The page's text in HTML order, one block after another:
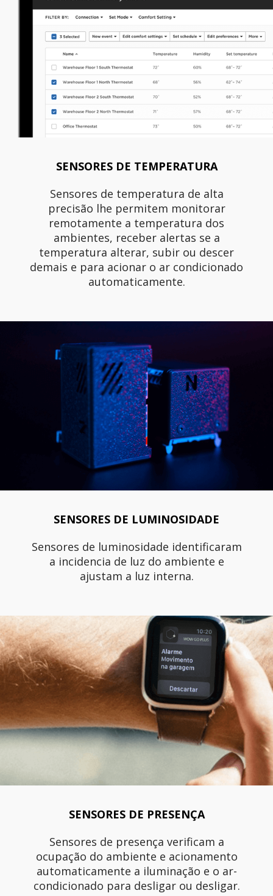
SENSORES DE TEMPERATURA
Sensores de temperatura de alta
precisão lhe permitem monitorar
remotamente a temperatura dos
ambientes, receber alertas se a
temperatura alterar, subir ou descer
demais e para acionar o ar condicionado
automaticamente.
SENSORES DE LUMINOSIDADE
Sensores de luminosidade identificaram
a incidencia de luz do ambiente e
ajustam a luz interna.
SENSORES DE PRESENÇA
Sensores de presença verificam a
ocupação do ambiente e acionamento
automaticamente a iluminação e o ar-
condicionado para desligar ou desligar.